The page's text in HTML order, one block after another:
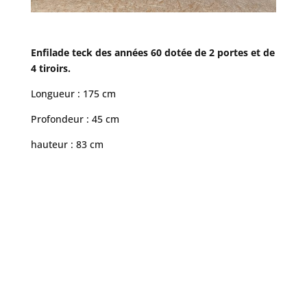
Enfilade teck des années 60 dotée de 2 portes et de
4 tiroirs.
Longueur : 175 cm
Profondeur : 45 cm
hauteur : 83 cm